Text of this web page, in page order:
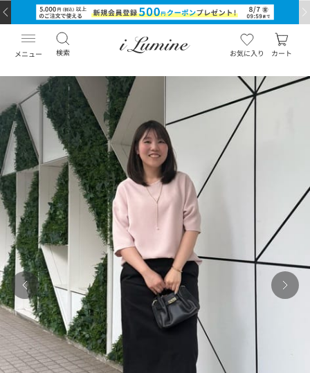
メニュー 検索 お気に入り カート